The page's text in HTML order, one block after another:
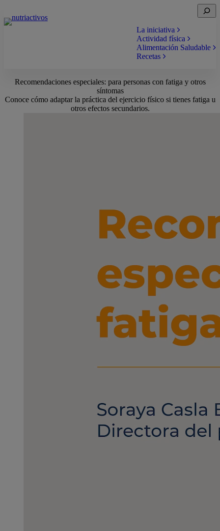
al
contenido
Open
search
La iniciativa
Actividad física
Alimentación Saludable
Recetas
Recomendaciones especiales: para personas con fatiga y otros
síntomas
Conoce cómo adaptar la práctica del ejercicio físico si tienes fatiga u
otros efectos secundarios.